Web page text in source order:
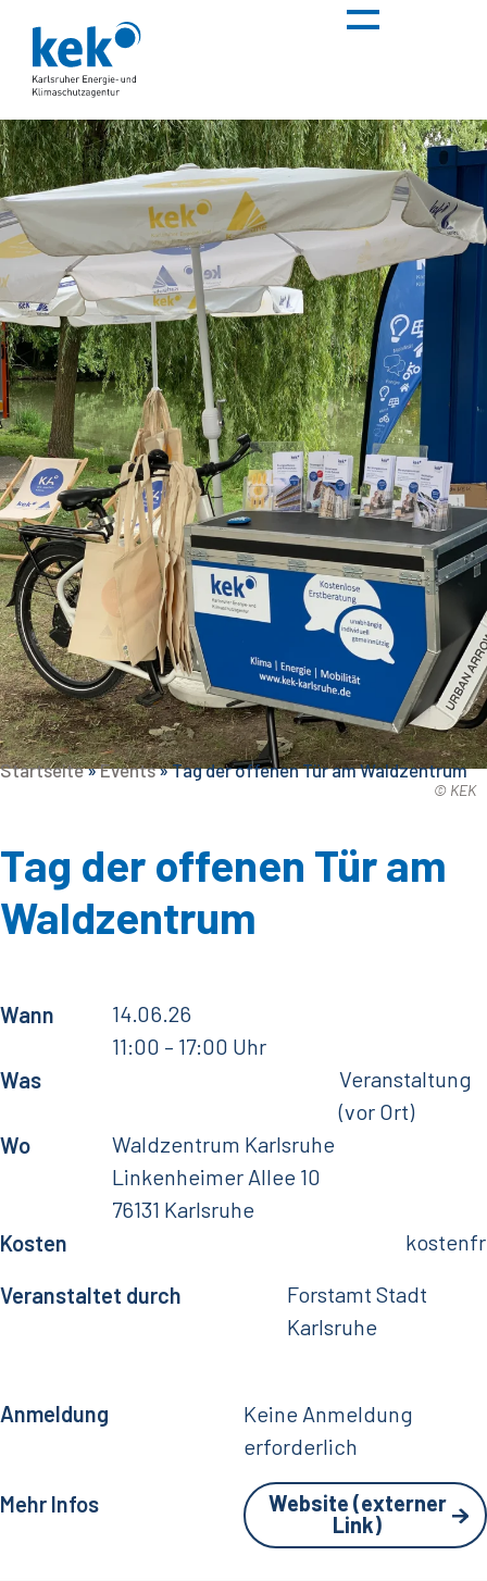
© KEK
Startseite»Events»Tag der offenen Tür am Waldzentrum
Tag der offenen Tür am
Waldzentrum
Wann
14.06.26
11:00 – 17:00 Uhr
Was
Veranstaltung
(vor Ort)
Wo
Waldzentrum Karlsruhe
Linkenheimer Allee 10
76131 Karlsruhe
Kosten
Veranstaltet durch
Forstamt Stadt
Karlsruhe
Anmeldung
Keine Anmeldung
erforderlich
Mehr Infos
Website (externer
Link)